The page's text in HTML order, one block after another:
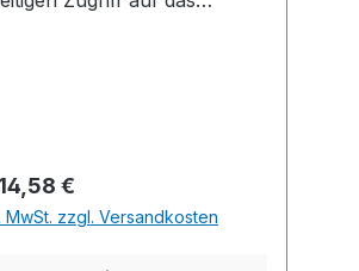
Tragrahmen • 1
inklusive Dämpfung
Preis:
€
MwSt. zzgl. Versandkosten